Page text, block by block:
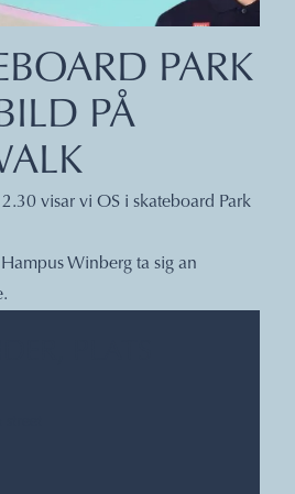
PARK
PÅ
visar vi OS i skateboard Park
Winberg ta sig an